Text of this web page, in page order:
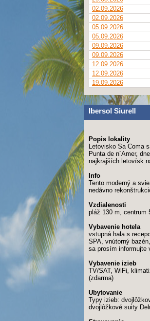
02.09.2026
02.09.2026
05.09.2026
05.09.2026
09.09.2026
09.09.2026
12.09.2026
12.09.2026
19.09.2026
Ibersol Siurell
Popis lokality
Letovisko Sa Coma
Punta de n´Amer,
najkrajších letovísk
Info
Tento moderný a
nedávno
Vzdialenosti
pláž 130 m, centrum
Vybavenie hotela
vstupná hala s
SPA, vnútorný
sa prosím informujte
Vybavenie izieb
TV/SAT, WiFi,
(zdarma)
Ubytovanie
Typy izieb:
dvojlôžkové suity